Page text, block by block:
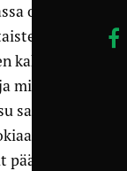
on
kaksi
mieluiten
saattaa
jonka
päättyivät